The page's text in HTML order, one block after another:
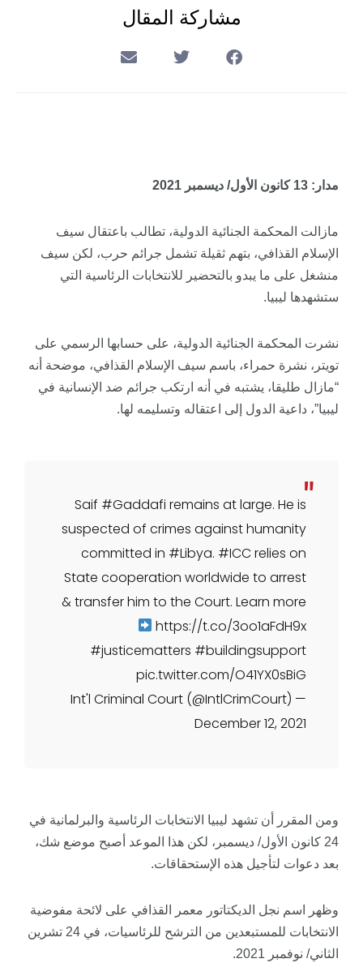
مشاركة المقال
مدار: 13 كانون الأول/ ديسمبر 2021
مازالت المحكمة الجنائية الدولية، تطالب باعتقال سيف
الإسلام القذافي، بتهم ثقيلة تشمل جرائم حرب، لكن سيف
منشغل على ما يبدو بالتحضير للانتخابات الرئاسية التي
ستشهدها ليبيا.
نشرت المحكمة الجنائية الدولية، على حسابها الرسمي على
تويتر، نشرة حمراء، باسم سيف الإسلام القذافي، موضحة أنه
“مازال طليقا، يشتبه في أنه ارتكب جرائم ضد الإنسانية في
ليبيا”، داعية الدول إلى اعتقاله وتسليمه لها.
Saif #Gaddafi remains at large. He is
suspected of crimes against humanity
committed in #Libya. #ICCrelies on
State cooperation worldwide to arrest
& transfer him to the Court. Learn more
https://t.co/3oo1aFdH9x
#justicematters #buildingsupport
pic.twitter.com/O41YX0sBiG
— Int'l Criminal Court (@IntlCrimCourt)
December 12, 2021
ومن المقرر أن تشهد ليبيا الانتخابات الرئاسية والبرلمانية في
24 كانون الأول/ ديسمبر، لكن هذا الموعد أصبح موضع شك،
بعد دعوات لتأجيل هذه الإستحقاقات.
وظهر اسم نجل الديكتاتور معمر القذافي على لائحة مفوضية
الانتخابات للمستبعدين من الترشح للرئاسيات، في 24 تشرين
الثاني/ نوفمبر 2021.